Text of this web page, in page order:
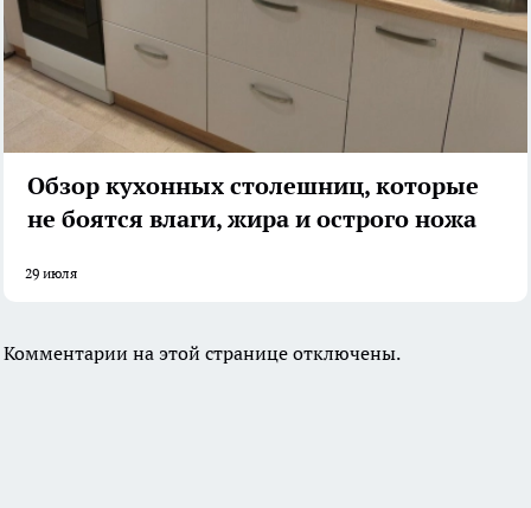
Обзор кухонных столешниц, которые
не боятся влаги, жира и острого ножа
29 июля
Комментарии на этой странице отключены.